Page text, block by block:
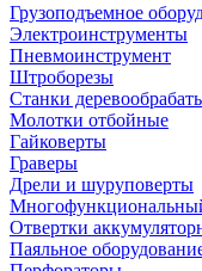
Грузоподъемное
Электроинструменты
Пневмоинструмент
Штроборезы
Станки
Молотки отбойные
Гайковерты
Граверы
Дрели и шуруповерты
Отвертки
Паяльное